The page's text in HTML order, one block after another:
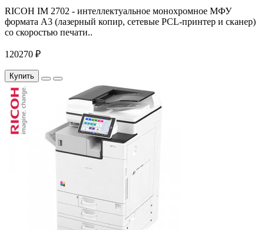
RICOH IM 2702 - интеллектуальное монохромное МФУ
формата А3 (лазерный копир, сетевые PCL-принтер и сканер)
со скоростью печати..
120270 ₽
Купить